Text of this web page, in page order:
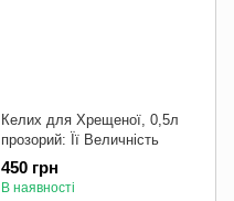
Келих для Хрещеної, 0,5л
прозорий: Її Величність
450 грн
В наявності